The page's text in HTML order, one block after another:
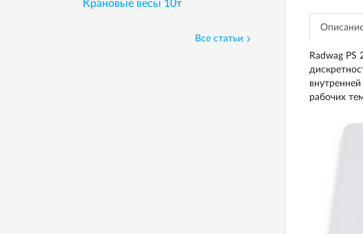
Radwag
рабочих
Крановые весы 10т
Все статьи